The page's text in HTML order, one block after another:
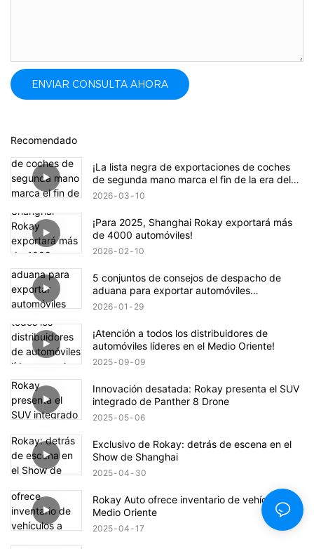
ENVIAR CONSULTA AHORA
Recomendado
¡La lista negra de exportaciones de coches
de segunda mano marca el fin de la era del
crecimiento salvaje!
2026 03 10
¡Para 2025, Shanghai Rokay exportará más
de 4000 automóviles!
2026 02 10
5 conjuntos de consejos de despacho de
aduana para exportar automóviles
modificados, ¡todos ellos indispensables!
2026 01 29
¡Atención a todos los distribuidores de
automóviles líderes en el Medio Oriente!
2025 09 09
Innovación desatada: Rokay presenta el SUV
integrado de Panther 8 Drone
2025 05 06
Exclusivo de Rokay: detrás de escena en el
Show de Shanghai
2025 04 30
Rokay Auto ofrece inventario de vehículos a
Medio Oriente
2025 04 17